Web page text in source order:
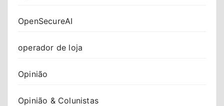
OpenSecureAI
operador de loja
Opinião
Opinião & Colunistas